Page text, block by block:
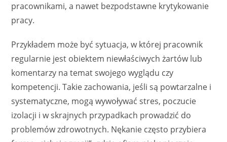
pracownikami, a nawet bezpodstawne krytykowanie
pracy.
Przykładem może być sytuacja, w której pracownik
regularnie jest obiektem niewłaściwych żartów lub
komentarzy na temat swojego wyglądu czy
kompetencji. Takie zachowania, jeśli są powtarzalne i
systematyczne, mogą wywoływać stres, poczucie
izolacji i w skrajnych przypadkach prowadzić do
problemów zdrowotnych. Nękanie często przybiera